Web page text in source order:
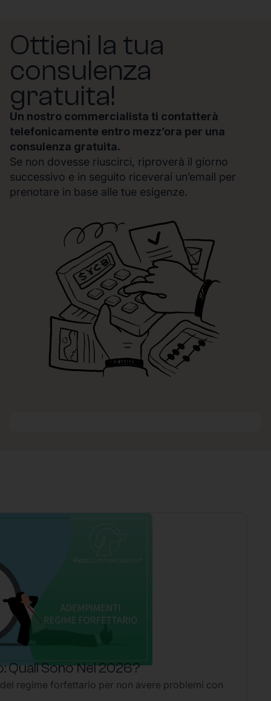
Ottieni la tua
consulenza
gratuita!
Un nostro commercialista ti contatterà
telefonicamente entro mezz’ora per una
consulenza gratuita.
Se non dovesse riuscirci, riproverà il giorno
successivo e in seguito riceverai un’email per
prenotare in base alle tue esigenze.
Sono Nel 2026?
regime forfettario per non avere problemi con